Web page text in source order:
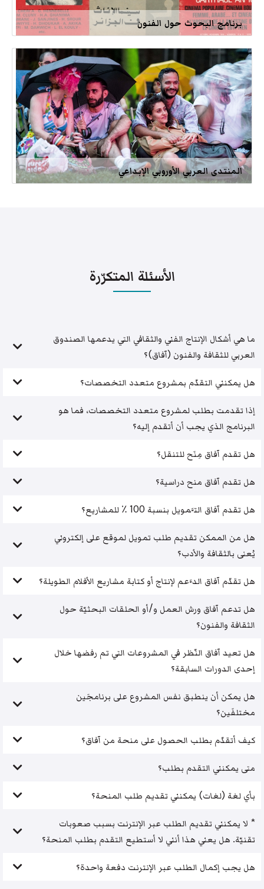
برنامج البحوث حول الفنون
المنتدى العربي الأوروبي الإبداعي
الأسئلة المتكرّرة
ما هي أشكال الإنتاج الفني والثقافي التي يدعمها الصندوق
العربي للثقافة والفنون (آفاق)؟
هل يمكنني التقدّم بمشروع متعدد التخصصات؟
إذا تقدمت بطلب لمشروع متعدد التخصصات، فما هو
البرنامج الذي يجب أن أتقدم إليه؟
هل تقدم آفاق مِنَح للتنقل؟
هل تقدم آفاق منح دراسية؟
هل تقدم آفاق التَّمويل بنسبة 100 ٪ للمشاريع؟
هل من الممكن تقديم طلب تمويل لموقع على إلكتروني
يُعنى بالثقافة والأدب؟
هل تقدّم آفاق الدَّعم لإنتاج أو كتابة مشاريع الأفلام الطويلة؟
هل تدعم آفاق ورش العمل و/أو الحلقات البحثيّة حول
الثقافة والفنون؟
هل تعيد آفاق النّظر في المشروعات التي تم رفضها خلال
إحدى الدورات السابقة؟
هل يمكن أن ينطبق نفس المشروع على برنامجَين
مختلفَين؟
كيف أتقدّم بطلب الحصول على منحة من آفاق؟
متى يمكنني التقدم بطلب؟
بأي لغة (لغات) يمكنني تقديم طلب المنحة؟
* لا يمكنني تقديم الطلب عبر الإنترنت بسبب صعوبات
تقنيّة. هل يعني هذا أنني لا أستطيع التقدم بطلب المنحة؟
هل يجب إكمال الطلب عبر الإنترنت دفعة واحدة؟